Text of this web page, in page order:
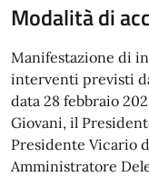
Modalità di
Manifestazione di
interventi previsti
data 28 febbraio
Giovani, il
Presidente Vicario
Amministratore